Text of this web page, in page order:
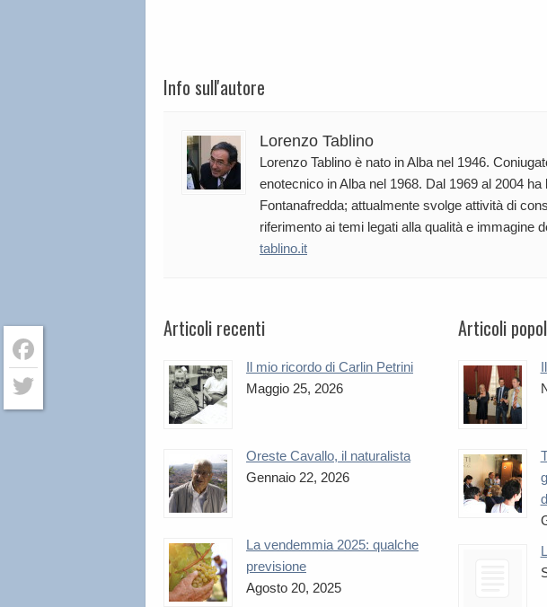
Info sull'autore
Lorenzo Tablino
Lorenzo Tablino è nato in Alba nel 1946.
enotecnico in Alba nel 1968. Dal 1969 al 2004
Fontanafredda; attualmente svolge attività di
riferimento ai temi legati alla qualità e immagine
tablino.it
Articoli recenti
Il mio ricordo di Carlin Petrini
Maggio 25, 2026
Oreste Cavallo, il naturalista
Gennaio 22, 2026
La vendemmia 2025: qualche
previsione
Agosto 20, 2025
Articoli
Facebook
Twitter